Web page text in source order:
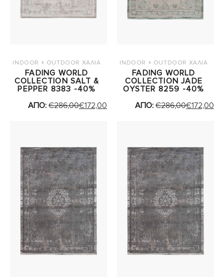
INDOOR + OUTDOOR ΧΑΛΙΑ
FADING WORLD
COLLECTION SALT &
PEPPER 8383 -40%
ΑΠΟ: €286,00€172,00
INDOOR + OUTDOOR ΧΑΛΙΑ
FADING WORLD
COLLECTION JADE
OYSTER 8259 -40%
ΑΠΟ: €286,00€172,00